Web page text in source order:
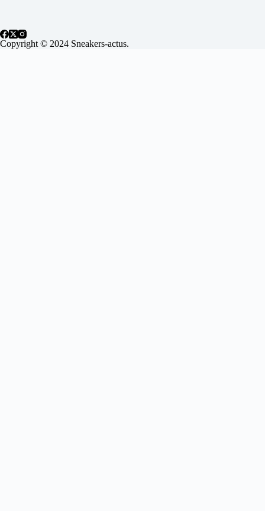
Copyright © 2024 Sneakers-actus.